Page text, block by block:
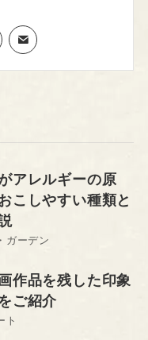
アレルギーの原
こしやすい種類と
ガーデン
作品を残した印象
ご紹介
ト